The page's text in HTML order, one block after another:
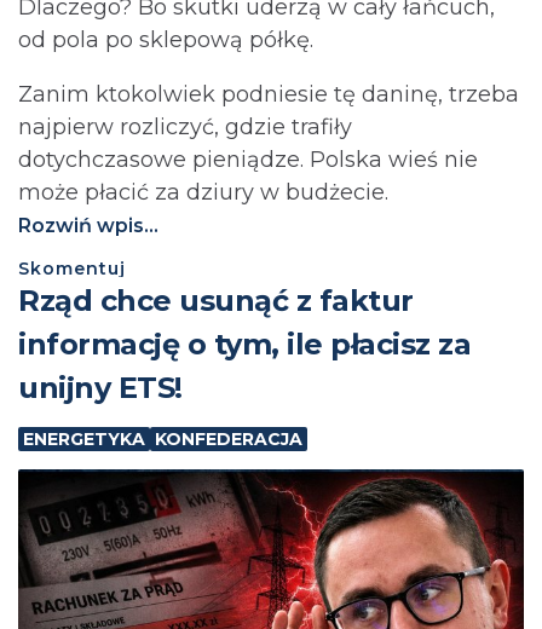
Dlaczego? Bo skutki uderzą w cały łańcuch,
od pola po sklepową półkę.
Zanim ktokolwiek podniesie tę daninę, trzeba
najpierw rozliczyć, gdzie trafiły
dotychczasowe pieniądze. Polska wieś nie
może płacić za dziury w budżecie.⁩
Rozwiń wpis...
Skomentuj
Rząd chce usunąć z faktur
informację o tym, ile płacisz za
unijny ETS!
ENERGETYKA KONFEDERACJA